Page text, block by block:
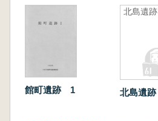
館町遺跡 1
北島遺跡
北島遺跡